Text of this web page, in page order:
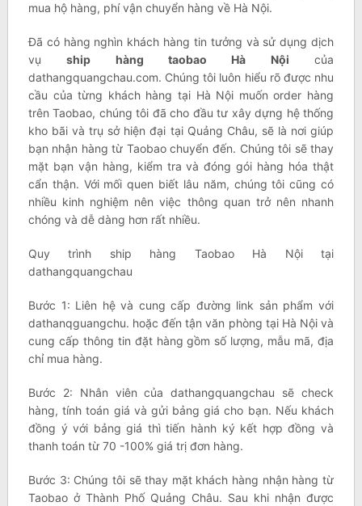
mua hộ hàng, phí vận chuyển hàng về Hà Nội.
Đã có hàng nghìn khách hàng tin tưởng và sử dụng dịch
vụship hàng taobao Hà Nội của
dathangquangchau.com. Chúng tôi luôn hiểu rõ được nhu
cầu của từng khách hàng tại Hà Nội muốn order hàng
trên Taobao, chúng tôi đã cho đầu tư xây dựng hệ thống
kho bãi và trụ sở hiện đại tại Quảng Châu, sẽ là nơi giúp
bạn nhận hàng từ Taobao chuyển đến. Chúng tôi sẽ thay
mặt bạn vận hàng, kiểm tra và đóng gói hàng hóa thật
cẩn thận. Với mối quen biết lâu năm, chúng tôi cũng có
nhiều kinh nghiệm nên việc thông quan trở nên nhanh
chóng và dễ dàng hơn rất nhiều.
Quy trình ship hàng Taobao Hà Nội tại
dathangquangchau
Bước 1: Liên hệ và cung cấp đường link sản phẩm với
dathanqguangchu. hoặc đến tận văn phòng tại Hà Nội và
cung cấp thông tin đặt hàng gồm số lượng, mẫu mã, địa
chỉ mua hàng.
Bước 2: Nhân viên của dathangquangchau sẽ check
hàng, tính toán giá và gửi bảng giá cho bạn. Nếu khách
đồng ý với bảng giá thì tiến hành ký kết hợp đồng và
thanh toán từ 70 -100% giá trị đơn hàng.
Bước 3: Chúng tôi sẽ thay mặt khách hàng nhận hàng từ
Taobao ở Thành Phố Quảng Châu. Sau khi nhận được